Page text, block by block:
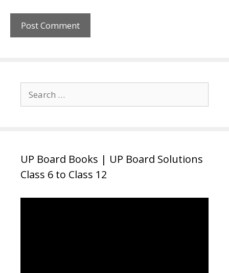
for:
UP Board Books | UP Board Solutions
Class 6 to Class 12